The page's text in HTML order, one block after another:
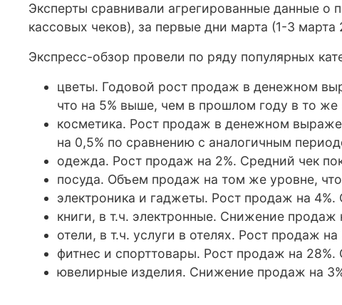
Эксперты сравнивали агрегированные данные
кассовых чеков), за первые дни марта (1-3
Экспресс-обзор провели по ряду популярных
цветы. Годовой рост продаж в денежном
что на 5% выше, чем в прошлом году в то же
косметика. Рост продаж в денежном
на 0,5% по сравнению с аналогичным
одежда. Рост продаж на 2%. Средний чек
посуда. Объем продаж на том же уровне,
электроника и гаджеты. Рост продаж на
книги, в т.ч. электронные. Снижение
отели, в т.ч. услуги в отелях. Рост продаж
фитнес и спорттовары. Рост продаж на
ювелирные изделия. Снижение продаж на